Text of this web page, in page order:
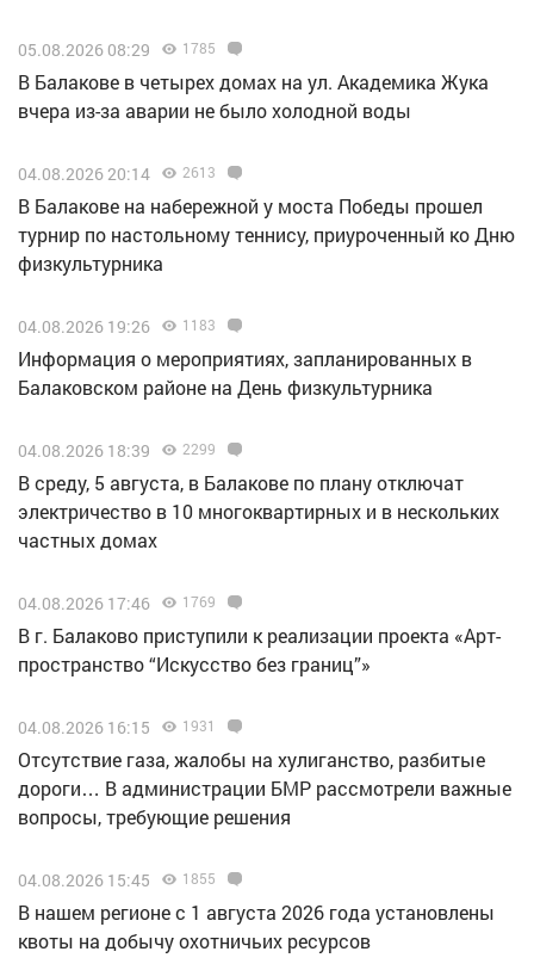
05.08.2026 08:29 1785
В Балакове в четырех домах на ул. Академика Жука
вчера из-за аварии не было холодной воды
04.08.2026 20:14 2613
В Балакове на набережной у моста Победы прошел
турнир по настольному теннису, приуроченный ко Дню
физкультурника
04.08.2026 19:26 1183
Информация о мероприятиях, запланированных в
Балаковском районе на День физкультурника
04.08.2026 18:39 2299
В среду, 5 августа, в Балакове по плану отключат
электричество в 10 многоквартирных и в нескольких
частных домах
04.08.2026 17:46 1769
В г. Балаково приступили к реализации проекта «Арт-
пространство “Искусство без границ”»
04.08.2026 16:15 1931
Отсутствие газа, жалобы на хулиганство, разбитые
дороги… В администрации БМР рассмотрели важные
вопросы, требующие решения
04.08.2026 15:45 1855
В нашем регионе с 1 августа 2026 года установлены
квоты на добычу охотничьих ресурсов